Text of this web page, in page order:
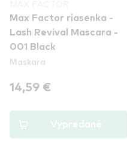
Max Factor riasenka -
Lash Revival Mascara -
001 Black
Maskara
14,59 €
Vypredané